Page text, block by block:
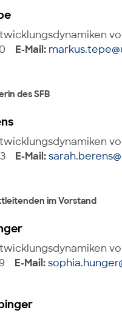
E-Mail:
des SFB
E-Mail:
im Vorstand
E-Mail: